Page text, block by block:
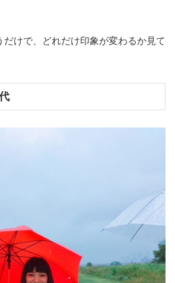
だけで、どれだけ印象が変わるか見て